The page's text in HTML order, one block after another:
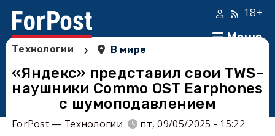
Меню
18+
Технологии › В мире
«Яндекс» представил свои TWS-
наушники Commo OST Earphones
с шумоподавлением
ForPost — Технологии
пт, 09/05/2025 - 15:22